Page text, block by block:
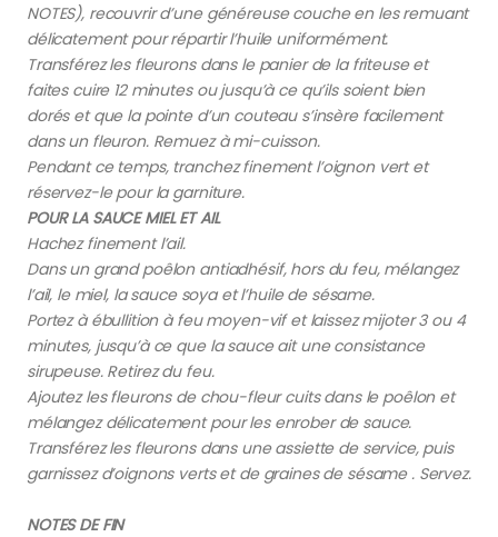
NOTES), recouvrir d’une généreuse couche en les remuant
délicatement pour répartir l’huile uniformément.
Transférez les fleurons dans le panier de la friteuse et
faites cuire 12 minutes ou jusqu’à ce qu’ils soient bien
dorés et que la pointe d’un couteau s’insère facilement
dans un fleuron. Remuez à mi-cuisson.
Pendant ce temps, tranchez finement l’oignon vert et
réservez-le pour la garniture.
POUR LA SAUCE MIEL ET AIL
Hachez finement l’ail.
Dans un grand poêlon antiadhésif, hors du feu, mélangez
l’ail, le miel, la sauce soya et l’huile de sésame.
Portez à ébullition à feu moyen-vif et laissez mijoter 3 ou 4
minutes, jusqu’à ce que la sauce ait une consistance
sirupeuse. Retirez du feu.
Ajoutez les fleurons de chou-fleur cuits dans le poêlon et
mélangez délicatement pour les enrober de sauce.
Transférez les fleurons dans une assiette de service, puis
garnissez d’oignons verts et de graines de sésame . Servez.
NOTES DE FIN